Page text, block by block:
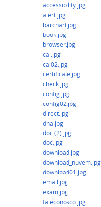
accessibility.jpg
alert.jpg
barchart.jpg
book.jpg
browser.jpg
cal.jpg
cal02.jpg
certificate.jpg
check.jpg
config.jpg
config02.jpg
direct.jpg
dna.jpg
doc (2).jpg
doc.jpg
download.jpg
download_nuvem.jpg
download01.jpg
email.jpg
exam.jpg
faleconosco.jpg